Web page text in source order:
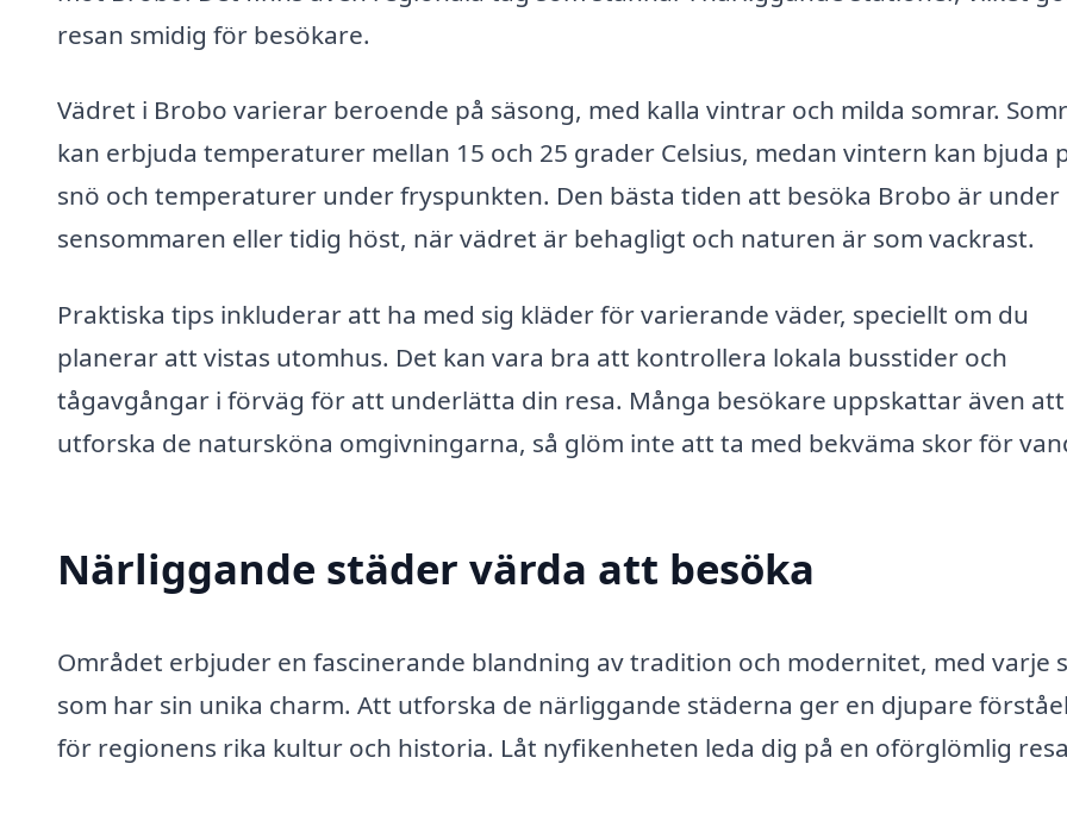
resan smidig för besökare.
Vädret i Brobo varierar beroende på säsong, med kalla vintrar och milda somrar.
kan erbjuda temperaturer mellan 15 och 25 grader Celsius, medan vintern kan bjuda
snö och temperaturer under fryspunkten. Den bästa tiden att besöka Brobo är under
sensommaren eller tidig höst, när vädret är behagligt och naturen är som vackrast.
Praktiska tips inkluderar att ha med sig kläder för varierande väder, speciellt om du
planerar att vistas utomhus. Det kan vara bra att kontrollera lokala busstider och
tågavgångar i förväg för att underlätta din resa. Många besökare uppskattar även att
utforska de natursköna omgivningarna, så glöm inte att ta med bekväma skor för
Närliggande städer värda att besöka
Området erbjuder en fascinerande blandning av tradition och modernitet, med varje
som har sin unika charm. Att utforska de närliggande städerna ger en djupare
för regionens rika kultur och historia. Låt nyfikenheten leda dig på en oförglömlig